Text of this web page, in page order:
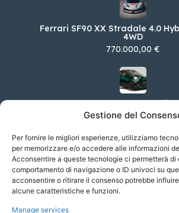
Gestione del
Per fornire le migliori esperienze, utilizziamo
per memorizzare e/o accedere alle informazioni
Acconsentire a queste tecnologie ci permetterà di
comportamento di navigazione o ID univoci su
acconsentire o ritirare il consenso potrebbe
alcune caratteristiche e funzioni.
Manage services
Ferrari SF90 XX Stradale 4.0
4WD
770.000,00 €
Smart EQ fortwo EQ 60kW
30.696,00 €
Porsche 911 Coupé
151.332,00 €